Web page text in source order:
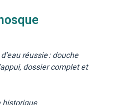
réussie : douche
dossier complet et
historique